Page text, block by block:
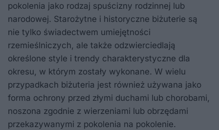
pokolenia jako rodzaj spuścizny rodzinnej lub
narodowej. Starożytne i historyczne biżuterie są
nie tylko świadectwem umiejętności
rzemieślniczych, ale także odzwierciedlają
określone style i trendy charakterystyczne dla
okresu, w którym zostały wykonane. W wielu
przypadkach biżuteria jest również używana jako
forma ochrony przed złymi duchami lub chorobami,
noszona zgodnie z wierzeniami lub obrzędami
przekazywanymi z pokolenia na pokolenie.